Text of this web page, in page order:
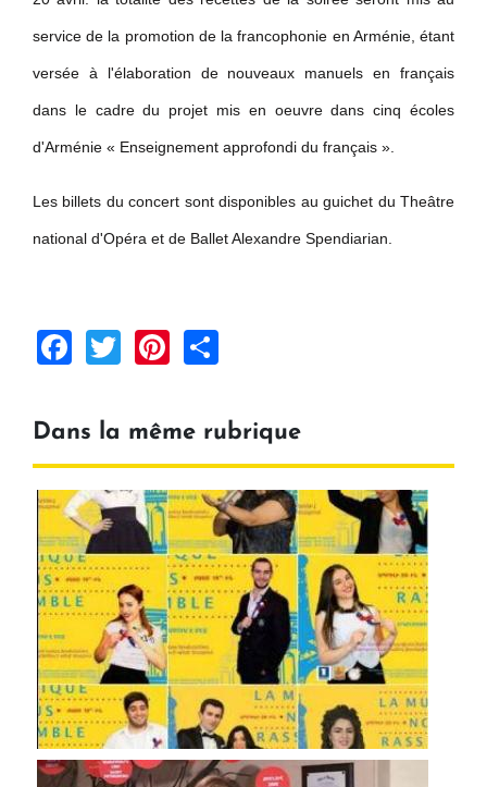
service de la promotion de la francophonie en Arménie, étant
versée à l'élaboration de nouveaux manuels en français
dans le cadre du projet mis en oeuvre dans cinq écoles
d'Arménie « Enseignement approfondi du français ».
Les billets du concert sont disponibles au guichet du Theâtre
national d'Opéra et de Ballet Alexandre Spendiarian.
Facebook
TwitterPinterest
Dans la même rubrique